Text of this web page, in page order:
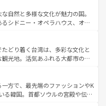
リップや列車の旅も、アメリカ
、新着のアメリカ
参照してほしい。
るならマウイ島やカウアイ島が
ーンに輝く海をはじめ、豊かな
。「アロハスピリット」と呼ば
ードやハワイアンミュージッ
ど、すべてがハワイの魅力を彩
しい発見と感動が待っているハ
自然と多様な文化が魅力の国。
シドニー・オペラハウス、オー
そびえるウルル（エアーズロッ
原生林やケアンズの熱帯雨林な
また、カフェやワイン、オージ
実しており、サーフィンやダイ
アウトドア好きにはたまらな
な魅力を存分に味わいつくそ
どり着く台湾は、多彩な文化と
光地。活気あふれる大都市の台
ある台湾東部など、都市の喧騒
おり、訪れる人に新しい発見と
また、奥深い台湾の食文化も魅
方で、最先端のファッションやK
る韓国。首都ソウルの宮殿や伝統